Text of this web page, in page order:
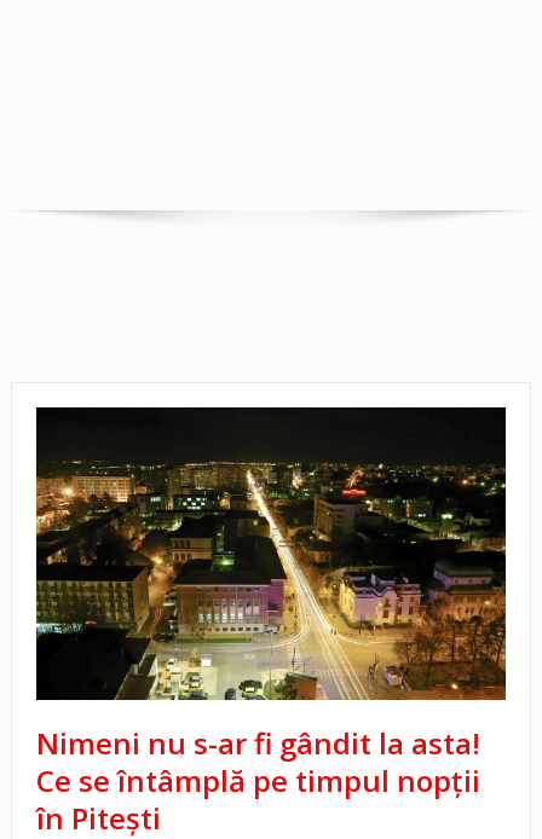
Nimeni nu s-ar fi gândit la asta!
Ce se întâmplă pe timpul nopții
în Pitești